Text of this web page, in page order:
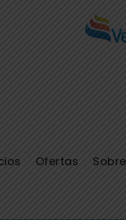
Ofertas